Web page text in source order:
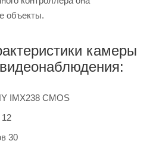
объекты.
камеры
IMX238 CMOS
30